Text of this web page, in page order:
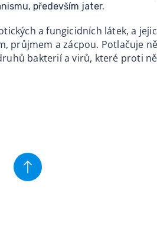
především jater.
a fungicidních látek, a
a zácpou. Potlačuje
bakterií a virů, které proti